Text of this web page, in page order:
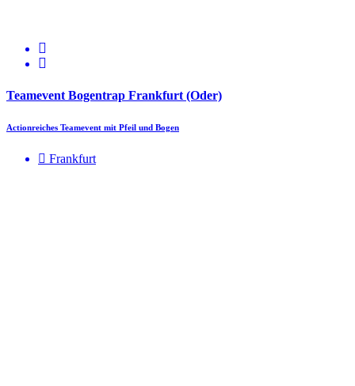
Teamevent Bogentrap Frankfurt (Oder)
Actionreiches Teamevent mit Pfeil und Bogen
Frankfurt